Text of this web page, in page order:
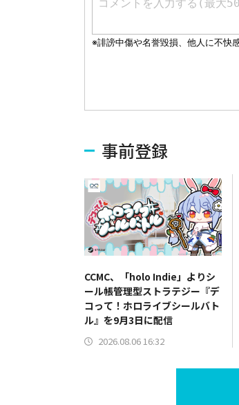
事前登録
CCMC、「holo Indie」よりシ
ール帳管理型ストラテジー『デ
コって！ホロライブシールバト
ル』を9月3日に配信
2026.08.06 16:32